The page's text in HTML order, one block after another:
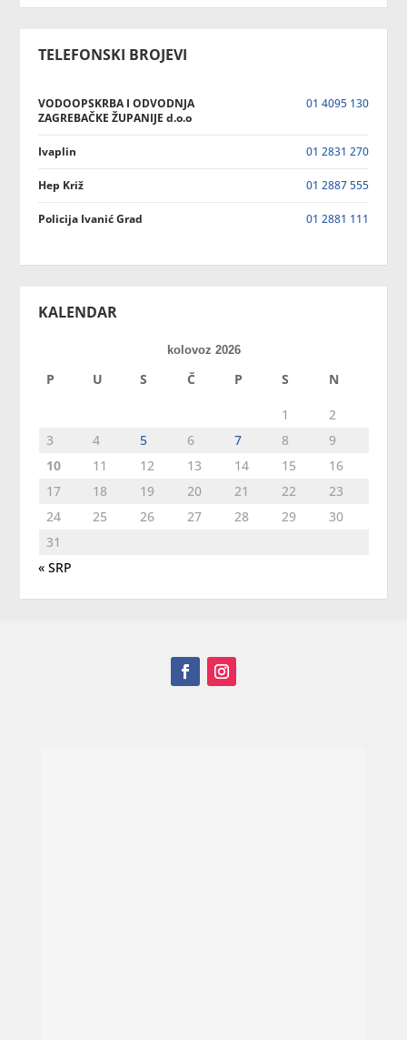
TELEFONSKI BROJEVI
VODOOPSKRBA I ODVODNJA
ZAGREBAČKE ŽUPANIJE d.o.o
01 4095 130
Ivaplin 01 2831 270
Hep Križ 01 2887 555
Policija Ivanić Grad 01 2881 111
KALENDAR
kolovoz 2026
P U S Č P S N
1
2
3
4 5 6 7 8
9
10
11 12 13 14 15
16
17
18 19 20 21 22
23
24
25 26 27 28 29
30
31
« SRP